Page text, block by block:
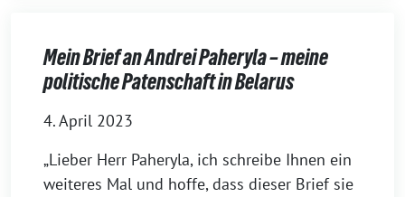
Mein Brief an Andrei Paheryla – meine
politische Patenschaft in Belarus
4. April 2023
„Lieber Herr Paheryla, ich schreibe Ihnen ein
weiteres Mal und hoffe, dass dieser Brief sie